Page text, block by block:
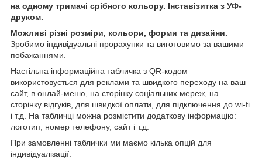
на одному тримачі срібного кольору. Інставізитка з УФ-
друком.
Можливі різні розміри, кольори, форми та дизайни.
Зробимо індивідуальні прорахунки та виготовимо за вашими
побажаннями.
Настільна інформаційна табличка з QR-кодом
використовується для реклами та швидкого переходу на ваш
сайт, в онлай-меню, на сторінку соціальних мереж, на
сторінку відгуків, для швидкої оплати, для підключення до wi-fi
і т.д. На табличці можна розмістити додаткову інформацію:
логотип, номер телефону, сайт і т.д.
При замовленні таблички ми маємо кілька опцій для
індивідуалізації: